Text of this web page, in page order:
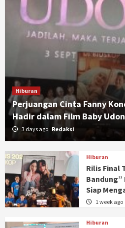
Hiburan
Perjuangan Cinta Fanny
Hadir dalam Film Baby
3 days ago Redaksi
Hiburan
Rilis Final
Bandung”
Siap
1 week ago
Hiburan